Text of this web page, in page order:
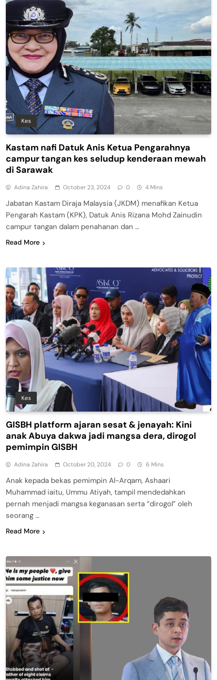
Kes
Kastam nafi Datuk Anis Ketua Pengarahnya
campur tangan kes seludup kenderaan mewah
di Sarawak
Adina Zahira October 23, 2024 0 4 Mins
Jabatan Kastam Diraja Malaysia (JKDM) menafikan Ketua
Pengarah Kastam (KPK), Datuk Anis Rizana Mohd Zainudin
campur tangan dalam penahanan dan …
Read More
Kes
GISBH platform ajaran sesat & jenayah: Kini
anak Abuya dakwa jadi mangsa dera, dirogol
pemimpin GISBH
Adina Zahira October 20, 2024 0 6 Mins
Anak kepada bekas pemimpin Al-Arqam, Ashaari
Muhammad iaitu, Ummu Atiyah, tampil mendedahkan
pernah menjadi mangsa keganasan serta “dirogol” oleh
seorang …
Read More